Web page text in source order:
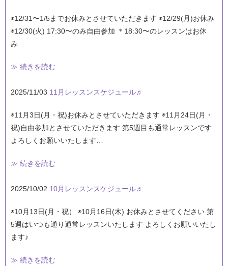
◉12/31〜1/5までお休みとさせていただきます ◉12/29(月)お休み
◉12/30(火) 17:30〜のみ自由参加 ＊18:30〜のレッスンはお休
み…
≫ 続きを読む
2025/11/03 11月レッスンスケジュール♬
◉11月3日(月・祝)お休みとさせていただきます ◉11月24日(月・
祝)自由参加とさせていただきます 第5週目も通常レッスンです
よろしくお願いいたします…
≫ 続きを読む
2025/10/02 10月レッスンスケジュール♬
◉10月13日(月・祝） ◉10月16日(木) お休みとさせてください 第
5週はいつも通り通常レッスンいたします よろしくお願いいたし
ます♪
≫ 続きを読む